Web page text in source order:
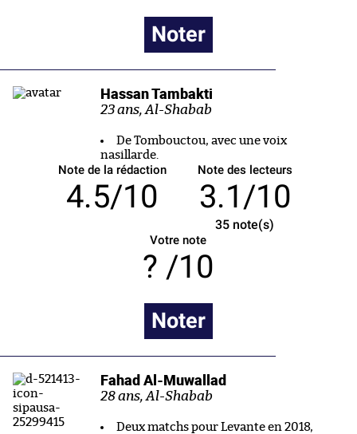
Noter
Hassan Tambakti
23 ans, Al-Shabab
De Tombouctou, avec une voix
nasillarde.
Note de la rédaction
4.5/10
Note des lecteurs
3.1/10
35 note(s)
Votre note
/10
Noter
Fahad Al-Muwallad
28 ans, Al-Shabab
Deux matchs pour Levante en 2018,